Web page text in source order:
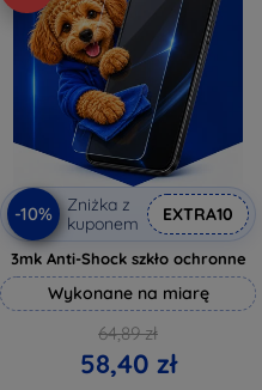
-10%
Zniżka z
kuponem
EXTRA10
3mk Anti-Shock szkło ochronne
Wykonane na miarę
64,89 zł
58,40 zł